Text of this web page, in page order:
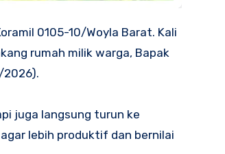
0105-10/Woyla Barat. Kali
rumah milik warga, Bapak
2026).
juga langsung turun ke
lebih produktif dan bernilai